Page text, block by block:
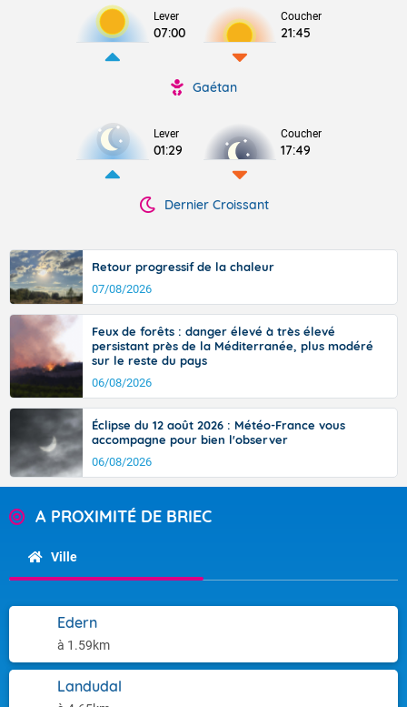
Lever
07:00
Coucher
21:45
Gaétan
Lever
01:29
Coucher
17:49
Dernier Croissant
Retour progressif de la chaleur
07/08/2026
Feux de forêts : danger élevé à très élevé
persistant près de la Méditerranée, plus modéré
sur le reste du pays
06/08/2026
Éclipse du 12 août 2026 : Météo-France vous
accompagne pour bien l'observer
06/08/2026
A PROXIMITÉ DE BRIEC
Ville
Edern
à 1.59km
Landudal